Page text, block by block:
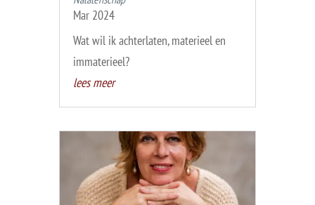
Mar 2024
Wat wil ik achterlaten, materieel en
immaterieel?
lees meer